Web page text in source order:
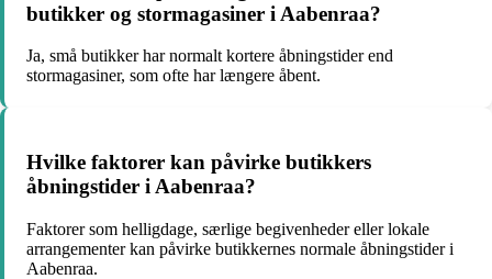
butikker og stormagasiner i Aabenraa?
Ja, små butikker har normalt kortere åbningstider end
stormagasiner, som ofte har længere åbent.
Hvilke faktorer kan påvirke butikkers
åbningstider i Aabenraa?
Faktorer som helligdage, særlige begivenheder eller lokale
arrangementer kan påvirke butikkernes normale åbningstider i
Aabenraa.